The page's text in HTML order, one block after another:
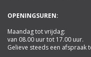
OPENINGSUREN:
Maandag tot vrijdag:
van 08.00 uur tot 17.00 uur.
Gelieve steeds een afspraak